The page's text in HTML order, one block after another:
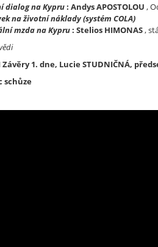
dialog na Kypru: Andys APOSTOLOU ,
na životní náklady (systém COLA)
mzda na Kypru: Stelios HIMONAS,
I Závěry 1. dne, Lucie STUDNIČNÁ,
schůze